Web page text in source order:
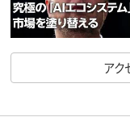
アク